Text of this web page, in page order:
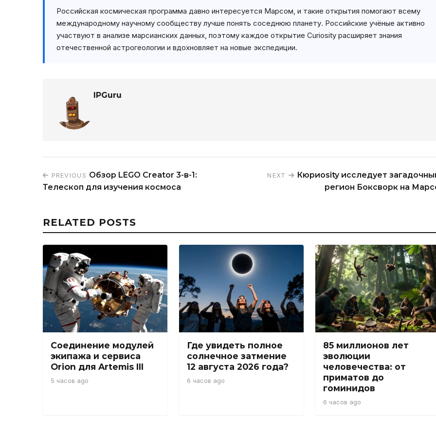
Российская космическая программа давно интересуется Марсом, и такие открытия помогают всему
международному научному сообществу лучше понять соседнюю планету. Российские учёные активно
участвуют в анализе марсианских данных, поэтому каждое открытие Curiosity расширяет знания
отечественной астрогеологии и вдохновляет на новые экспедиции.
IPGuru
PREVIOUS Обзор LEGO Creator 3-в-1:
Телескоп для изучения космоса
NEXT
Кюриosity исследует
регион Боксворк на
RELATED POSTS
Соединение модулей
экипажа и сервиса
Orion для Artemis III
5 часов ago
Где увидеть полное
солнечное затмение
12 августа 2026 года?
6 часов ago
85 миллионов лет
эволюции
человечества: от
приматов до
гоминидов
6 часов ago